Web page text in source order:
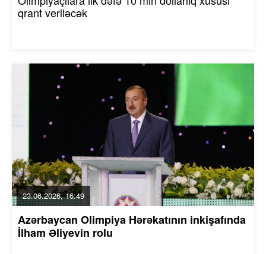
qrant veriləcək
23.06.2026, 16:49
Azərbaycan Olimpiya Hərəkatının inkişafında
İlham Əliyevin rolu